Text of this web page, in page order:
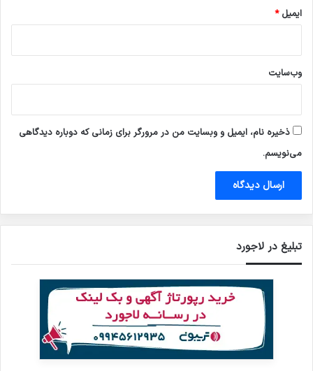
ایمیل*
وب‌سایت
ذخیره نام، ایمیل و وبسایت من در مرورگر برای زمانی که دوباره دیدگاهی
می‌نویسم.
تبلیغ در لاجورد